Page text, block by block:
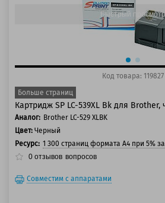
Быстрый просмотр
Код товара: 119827
Больше страниц
Картридж SP LC-539XL Bk для Brother,
Аналог: Brother LC-529 XLBK
Цвет: Черный
Ресурс: 1 300 страниц формата А4 при 5%
0 отзывов вопросов
Совместим с аппаратами